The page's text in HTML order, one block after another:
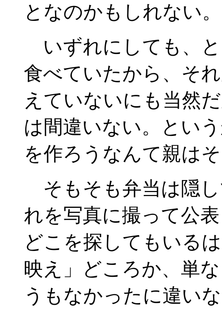
となのかもしれない。
いずれにしても、
食べていたから、そ
えていないにも当然
は間違いない。とい
を作ろうなんて親は
そもそも弁当は隠
れを写真に撮って公
どこを探してもいる
映え」どころか、単
うもなかったに違い